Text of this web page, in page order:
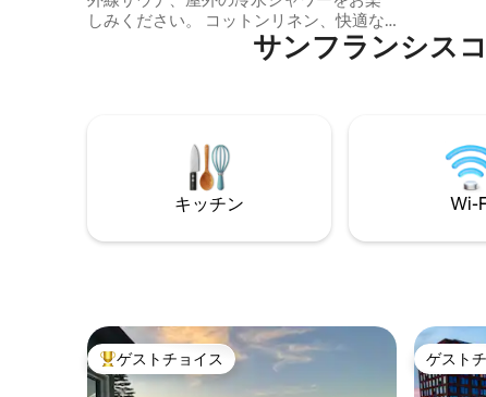
しみください。 コットンリネン、快適な
マットレス、スプリットエアコン。 カフ
ェ、ピザ屋、パン屋、寿司屋、八百屋、
近い！ 4名様でご利用いただけます：クイ
ーンサイズのロフトベッドとその下にあ
るクイーンサイズのプルアウトベッド。
カップル、カリフォルニアを訪れる方、
コンサートに行く方に最適です。 ペット
OK！ *ロフトへの階段は、移動が制限さ
スと帯域
ックルボ
サンフランシス
キッチン Wi-
大好評のゲストチョイスです。
ゲストチョイス ゲスト
ゲスト